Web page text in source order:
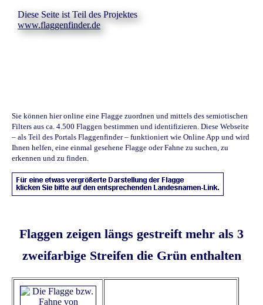
Diese Seite ist Teil des Projektes
www.flaggenfinder.de
Sie können hier online eine Flagge zuordnen und mittels des semiotischen
Filters aus ca. 4.500 Flaggen bestimmen und identifizieren. Diese Webseite
– als Teil des Portals Flaggenfinder – funktioniert wie Online App und wird
Ihnen helfen, eine einmal gesehene Flagge oder Fahne zu suchen, zu
erkennen und zu finden.
Flaggen zeigen längs gestreift mehr als 3
zweifarbige Streifen die Grün enthalten